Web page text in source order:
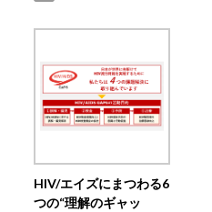
HIV/エイズにまつわる6
つの“理解のギャッ